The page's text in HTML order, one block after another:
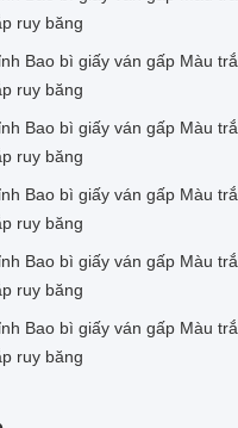
ruy băng
Bao bì giấy ván gấp Màu
ruy băng
Bao bì giấy ván gấp Màu
ruy băng
Bao bì giấy ván gấp Màu
ruy băng
Bao bì giấy ván gấp Màu
ruy băng
Bao bì giấy ván gấp Màu
ruy băng